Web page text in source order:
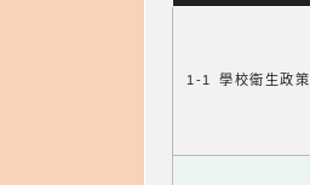
1-1 學校衛生政策